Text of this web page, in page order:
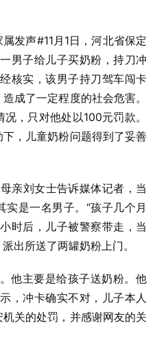
发声#11月1日，河北省保定
男子给儿子买奶粉，持刀冲
核实，该男子持刀驾车闯卡
成了一定程度的社会危害。
，只对他处以100元罚款。
，儿童奶粉问题得到了妥善
亲刘女士告诉媒体记者，当
是一名男子。“孩子几个月
时后，儿子被警察带走，当
出所送了两罐奶粉上门。
他主要是给孩子送奶粉。他
，冲卡确实不对，儿子本人
关的处罚，并感谢网友的关